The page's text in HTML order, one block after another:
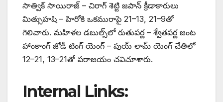
సాత్విక్ సాయిరాజ్ – చిరాగ్ శెట్టి జపాన్ క్రీడాకారులు
మిత్సుహషి – హిరోకి ఒకమురాపై 21–13, 21–9తో
గెలిచారు. మహిళల డబుల్స్‌లో రుతుపర్ణ – శ్వేతపర్ణ జంట
హాంకాంగ్ జోడీ టింగ్ యెంగ్ – పుయ్ లామ్ యెంగ్ చేతిలో
12–21, 13–21తో పరాజయం చవిచూశారు.
Internal Links: